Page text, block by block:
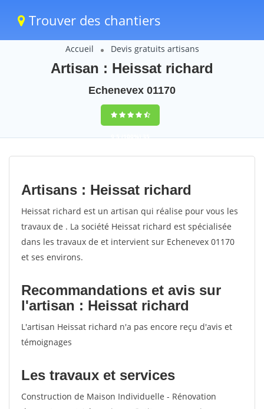
Trouver des chantiers
Accueil Devis gratuits artisans
Artisan : Heissat richard
Echenevex 01170
9,5(100%)35
votes
Artisans : Heissat richard
Heissat richard est un artisan qui réalise pour vous les
travaux de . La société Heissat richard est spécialisée
dans les travaux de et intervient sur Echenevex 01170
et ses environs.
Recommandations et avis sur
l'artisan : Heissat richard
L'artisan Heissat richard n'a pas encore reçu d'avis et
témoignages
Les travaux et services
Construction de Maison Individuelle - Rénovation